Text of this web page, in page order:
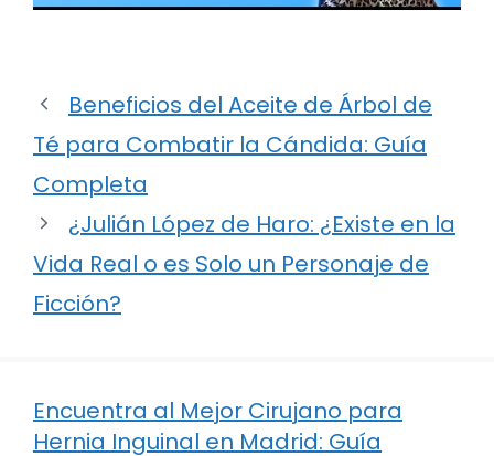
Beneficios del Aceite de Árbol de
Té para Combatir la Cándida: Guía
Completa
¿Julián López de Haro: ¿Existe en la
Vida Real o es Solo un Personaje de
Ficción?
Encuentra al Mejor Cirujano para
Hernia Inguinal en Madrid: Guía